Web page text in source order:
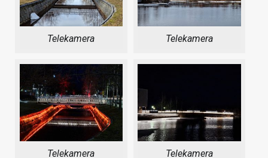
Telekamera Telekamera
Telekamera Telekamera